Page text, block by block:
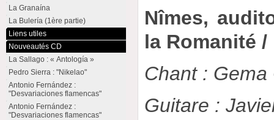
Nîmes,
la Romanité /
Chant : Gema
Guitare :
La Granaína
La Bulería (1ère partie)
Liens utiles
Nouveautés CD
La Sallago : « Antología »
Pedro Sierra : "Nikelao"
Antonio Fernández :
"Desvariaciones flamencas"
Antonio Fernández :
"Desvariaciones flamencas"